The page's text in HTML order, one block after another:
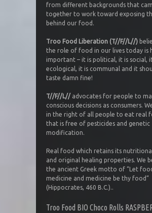
from different backgrounds that
together to work toward exposing
behind our food.
Troo Food Liberation (T//F//L//)
the role of food in our lives today is
important – it is political, it is social,
ecological, it is communal and it
taste damn fine!
T//F//L// advocates for people to
conscious decisions as consumers.
in the right of all people to eat real
that is free of pesticides and genetic
modification.
Real food which retains its
and original healing properties. We
the ancient Greek motto of “Let
medicine and medicine be thy food”
(Hippocrates, 460 B.C.)..
Troo Food BIO Choco Rolls